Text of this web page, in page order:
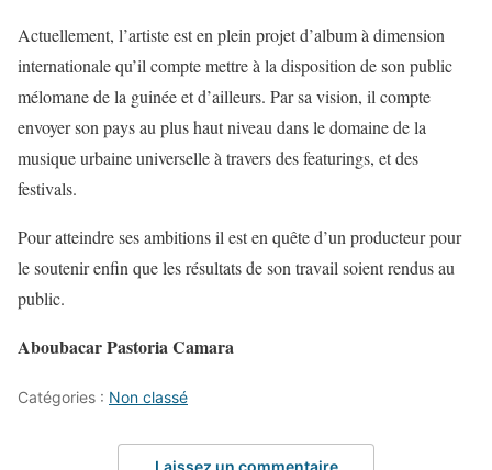
Actuellement, l’artiste est en plein projet d’album à dimension
internationale qu’il compte mettre à la disposition de son public
mélomane de la guinée et d’ailleurs. Par sa vision, il compte
envoyer son pays au plus haut niveau dans le domaine de la
musique urbaine universelle à travers des featurings, et des
festivals.
Pour atteindre ses ambitions il est en quête d’un producteur pour
le soutenir enfin que les résultats de son travail soient rendus au
public.
Aboubacar Pastoria Camara
Catégories : Non classé
Laissez un commentaire